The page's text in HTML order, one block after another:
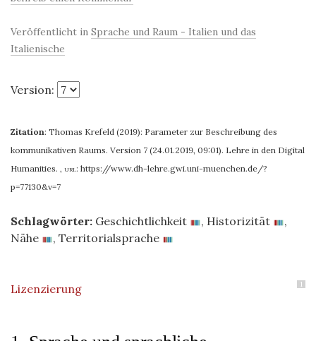
Veröffentlicht in Sprache und Raum - Italien und das
Italienische
Version:
Zitation: Thomas Krefeld (2019): Parameter zur Beschreibung des
kommunikativen Raums. Version 7 (24.01.2019, 09:01). Lehre in den Digital
Humanities. , url: https://www.dh-lehre.gwi.uni-muenchen.de/?
p=77130&v=7
Schlagwörter: Geschichtlichkeit , Historizität
,
Nähe
, Territorialsprache
1
Lizenzierung